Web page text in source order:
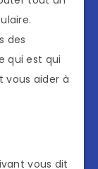
des
qui est qui
vous aider à
vous dit